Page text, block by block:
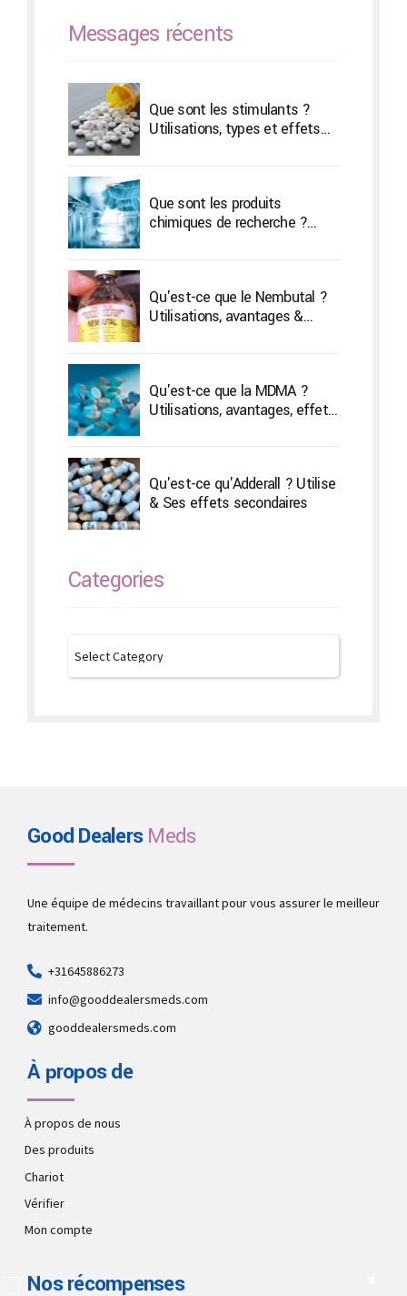
Messages récents
Que sont les stimulants ?
Utilisations, types et effets
Que sont les produits
chimiques de recherche ?
Qu'est-ce que le Nembutal ?
Utilisations, avantages &
Qu'est-ce que la MDMA ?
Utilisations, avantages, effets
Qu'est-ce qu'Adderall ? Utilise
& Ses effets secondaires
Categories
Good DealersMeds
Une équipe de médecins travaillant pour vous assurer le meilleur
traitement.
+31645886273
info@gooddealersmeds.com
gooddealersmeds.com
À propos de
À propos de nous
Des produits
Chariot
Vérifier
Mon compte
Nos récompenses